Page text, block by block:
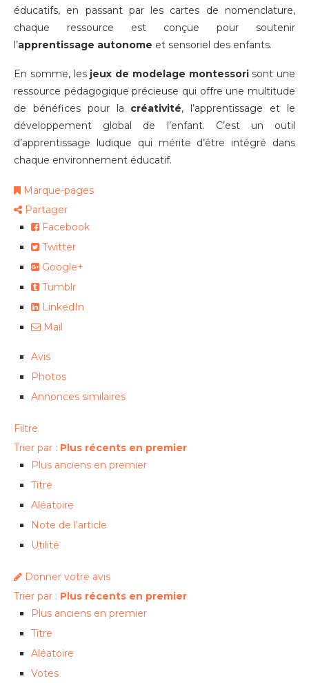
éducatifs, en passant par les cartes de nomenclature,
chaque ressource est conçue pour soutenir
l’apprentissage autonome et sensoriel des enfants.
En somme, les jeux de modelage montessorisont une
ressource pédagogique précieuse qui offre une multitude
de bénéfices pour la créativité, l’apprentissage et le
développement global de l’enfant. C’est un outil
d’apprentissage ludique qui mérite d’être intégré dans
chaque environnement éducatif.
Marque-pages
Partager
Facebook
Twitter
Google+
Tumblr
LinkedIn
Mail
Avis
Photos
Annonces similaires
Filtre
Trier par : Plus récents en premier
Plus anciens en premier
Titre
Aléatoire
Note de l’article
Utilité
Donner votre avis
Trier par : Plus récents en premier
Plus anciens en premier
Titre
Aléatoire
Votes